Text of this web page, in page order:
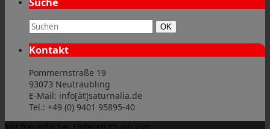
Suchbegriff: Suchen
OK
Kontakt
Pommernstraße 19
93073 Neutraubling
E-Mail: info[ät]saturnalia.de
Tel.: +49 (0) 9401 95895-40